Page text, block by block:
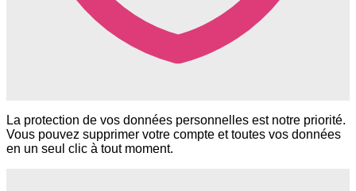
La protection de vos données personnelles est notre priorité.
Vous pouvez supprimer votre compte et toutes vos données
en un seul clic à tout moment.